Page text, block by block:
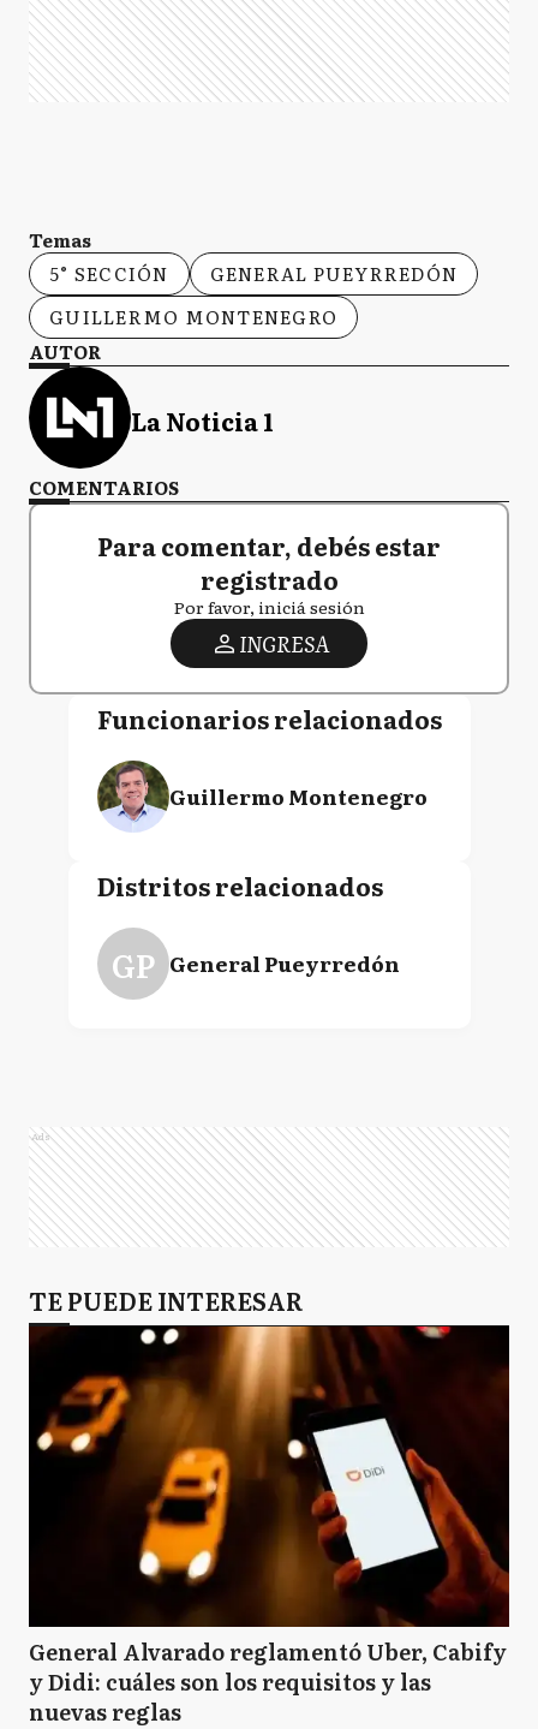
Temas
5° SECCIÓN
GENERAL PUEYRREDÓN
GUILLERMO MONTENEGRO
AUTOR
La Noticia 1
COMENTARIOS
Para comentar, debés estar
registrado
Por favor, iniciá sesión
INGRESA
Funcionarios relacionados
Guillermo Montenegro
Distritos relacionados
GP General Pueyrredón
Ads
TE PUEDE INTERESAR
General Alvarado reglamentó Uber, Cabify
y Didi: cuáles son los requisitos y las
nuevas reglas